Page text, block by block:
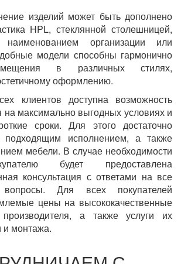
изделий может быть дополнено
HPL, стеклянной столешницей,
организации или
модели способны гармонично
в различных стилях,
оформлению.
клиентов доступна возможность
на максимально выгодных условиях и
сроки. Для этого достаточно
подходящим исполнением, а также
мебели. В случае необходимости
будет предоставлена
консультация с ответами на все
вопросы. Для всех покупателей
цены на высококачественные
а также услуги их
и монтажа.